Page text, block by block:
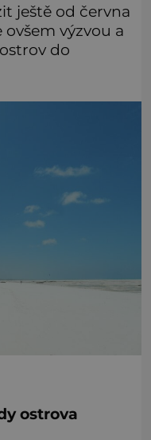
ještě od června
výzvou a
do
ostrova